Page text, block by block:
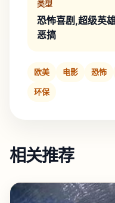
类型
恐怖喜剧,超级英
恶搞
欧美 电影 恐怖
环保
相关推荐